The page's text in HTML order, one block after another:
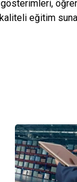
eğitim